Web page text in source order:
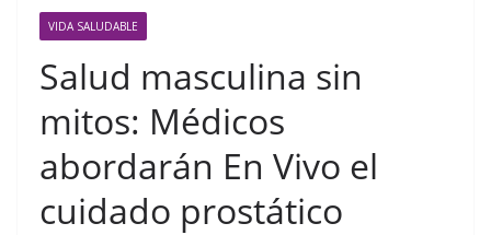
VIDA SALUDABLE
Salud masculina sin
mitos: Médicos
abordarán En Vivo el
cuidado prostático